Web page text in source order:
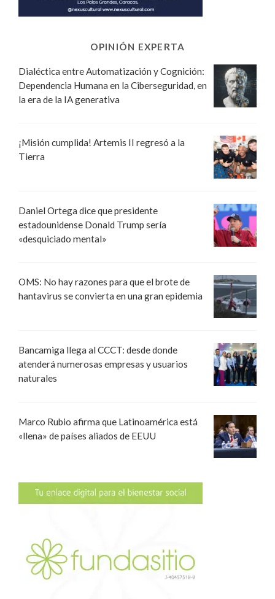
OPINIÓN EXPERTA
Dialéctica entre Automatización y Cognición:
Dependencia Humana en la Ciberseguridad, en
la era de la IA generativa
¡Misión cumplida! Artemis II regresó a la
Tierra
Daniel Ortega dice que presidente
estadounidense Donald Trump sería
«desquiciado mental»
OMS: No hay razones para que el brote de
hantavirus se convierta en una gran epidemia
Bancamiga llega al CCCT: desde donde
atenderá numerosas empresas y usuarios
naturales
Marco Rubio afirma que Latinoamérica está
«llena» de países aliados de EEUU